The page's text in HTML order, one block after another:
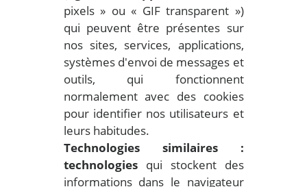
pixels » ou « GIF transparent »)
qui peuvent être présentes sur
nos sites, services, applications,
systèmes d'envoi de messages et
outils, qui fonctionnent
normalement avec des cookies
pour identifier nos utilisateurs et
leurs habitudes.
Technologies similaires :
technologiesqui stockent des
informations dans le navigateur